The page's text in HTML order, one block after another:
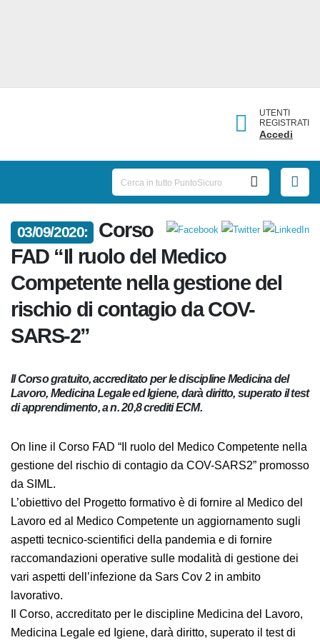
UTENTI
REGISTRATI
Accedi
03/09/2020:
Corso
FAD “Il ruolo del Medico
Competente nella gestione del
rischio di contagio da COV-
SARS-2”
Il Corso gratuito, accreditato per le discipline Medicina del
Lavoro, Medicina Legale ed Igiene, darà diritto, superato il
test di apprendimento, a n. 20,8 crediti ECM.
On line il Corso FAD “Il ruolo del Medico Competente
nella gestione del rischio di contagio da COV-SARS2”
promosso da SIML.
L’obiettivo del Progetto formativo è di fornire al Medico
del Lavoro ed al Medico Competente un
aggiornamento sugli aspetti tecnico-scientifici della
pandemia e di fornire raccomandazioni operative sulle
modalità di gestione dei vari aspetti dell’infezione da
Sars Cov 2 in ambito lavorativo.
Il Corso, accreditato per le discipline Medicina del